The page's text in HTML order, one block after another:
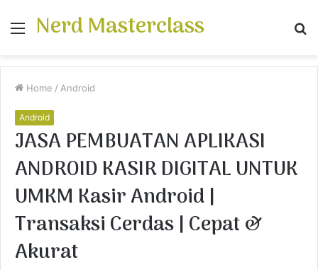
Menu
Nerd Masterclass
Home / Android
Android
JASA PEMBUATAN APLIKASI
ANDROID KASIR DIGITAL UNTUK
UMKM Kasir Android |
Transaksi Cerdas | Cepat &
Akurat